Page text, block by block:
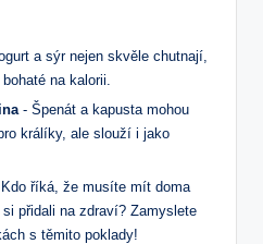
a sýr nejen skvěle chutnají,
na kalorii.
-⁣ Špenát ⁤a ⁣kapusta mohou
králíky, ale slouží i jako
říká, že‌ musíte mít doma
přidali na zdraví? Zamyslete
s těmito poklady!